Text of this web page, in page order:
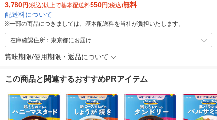
3,780円(税込)以上で基本配送料550円(税込)無料
配送料について
※一部の商品につきましては、基本配送料を当社が負担いたします。
在庫確認住所：東京都にお届け
賞味期限/使用期限・返品について
この商品と関連するおすすめPRアイテム